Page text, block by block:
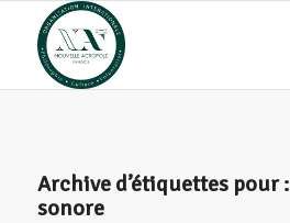
Archive d’étiquettes pour :
sonore